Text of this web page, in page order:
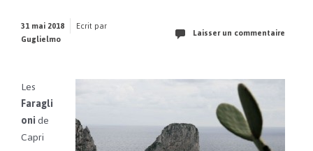
31 mai 2018
Ecrit par
Guglielmo
Laisser un commentaire
Les
Faragli
onide
Capri